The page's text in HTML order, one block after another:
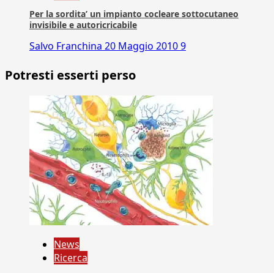
Per la sordita’ un impianto cocleare sottocutaneo
invisibile e autoricricabile
Salvo Franchina 20 Maggio 20109
Potresti esserti perso
News
Ricerca